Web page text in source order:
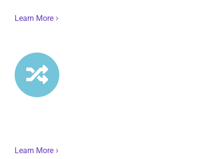
Learn More
Learn More